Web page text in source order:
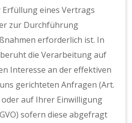
eines Vertrags
zur Durchführung
erforderlich ist. In
die Verarbeitung auf
Interesse an der effektiven
gerichteten Anfragen (Art.
oder auf Ihrer Einwilligung
sofern diese abgefragt